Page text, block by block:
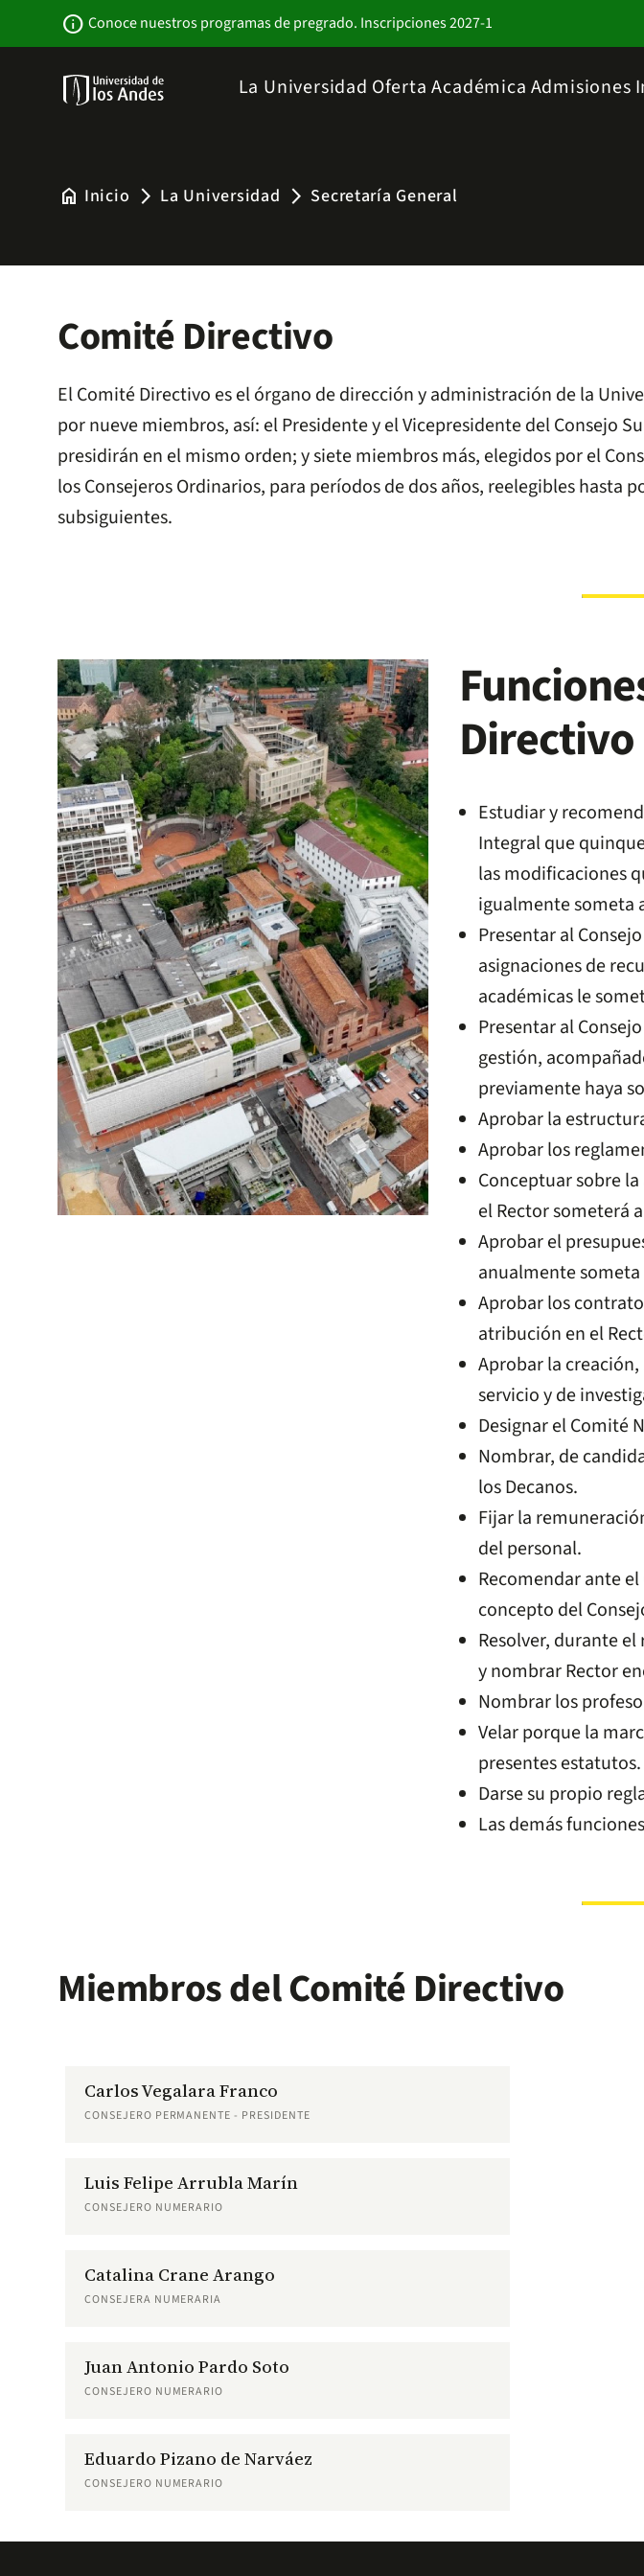
info Conoce nuestros programas de pregrado. Inscripciones 2027-1
La Universidad Oferta Académica Admisiones
home Inicio arrow_forward_ios La Universidad arrow_forward_ios Secretaría General
Comité Directivo
El Comité Directivo es el órgano de dirección y administración de la
por nueve miembros, así: el Presidente y el Vicepresidente del Consejo
presidirán en el mismo orden; y siete miembros más, elegidos por el
los Consejeros Ordinarios, para períodos de dos años, reelegibles hasta
subsiguientes.
Directivo
Estudiar y
Integral que
las modificaciones
igualmente someta
Presentar al
asignaciones de
académicas le
Presentar al
gestión,
previamente haya
Aprobar la
Aprobar los
Conceptuar sobre
el Rector someterá
Aprobar el
anualmente someta
Aprobar los
atribución en el
Aprobar la
servicio y de
Designar el Comité
Nombrar, de
los Decanos.
Fijar la
del personal.
Recomendar ante
concepto del
Resolver, durante
y nombrar Rector
Nombrar los
Velar porque la
presentes estatutos.
Darse su propio
Las demás
Miembros del Comité Directivo
Carlos Vegalara Franco
CONSEJERO PERMANENTE - PRESIDENTE
Luis Felipe Arrubla Marín
CONSEJERO NUMERARIO
Catalina Crane Arango
CONSEJERA NUMERARIA
Juan Antonio Pardo Soto
CONSEJERO NUMERARIO
Eduardo Pizano de Narváez
CONSEJERO NUMERARIO